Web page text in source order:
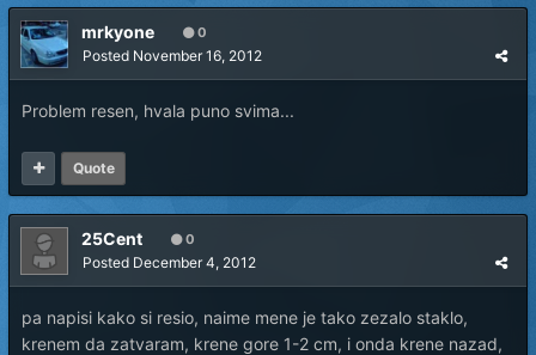
mrkyone 0
Posted November 16, 2012
Problem resen, hvala puno svima...
Quote
25Cent 0
Posted December 4, 2012
pa napisi kako si resio, naime mene je tako zezalo staklo,
krenem da zatvaram, krene gore 1-2 cm, i onda krene nazad,